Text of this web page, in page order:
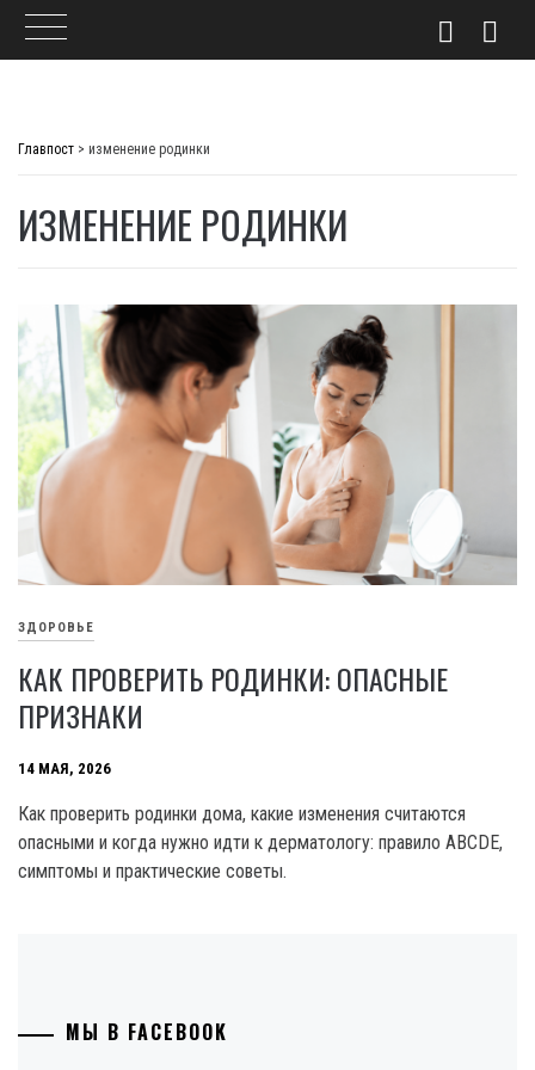
Главпост > изменение родинки
ИЗМЕНЕНИЕ РОДИНКИ
ЗДОРОВЬЕ
КАК ПРОВЕРИТЬ РОДИНКИ: ОПАСНЫЕ
ПРИЗНАКИ
14 МАЯ, 2026
Как проверить родинки дома, какие изменения считаются
опасными и когда нужно идти к дерматологу: правило ABCDE,
симптомы и практические советы.
МЫ В FACEBOOK